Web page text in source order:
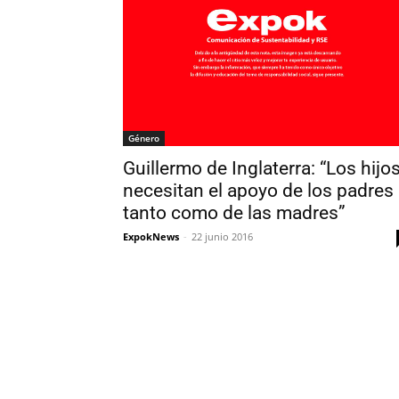
Género
Guillermo de Inglaterra: “Los
necesitan el apoyo de los padres
tanto como de las madres”
ExpokNews - 22 junio 2016